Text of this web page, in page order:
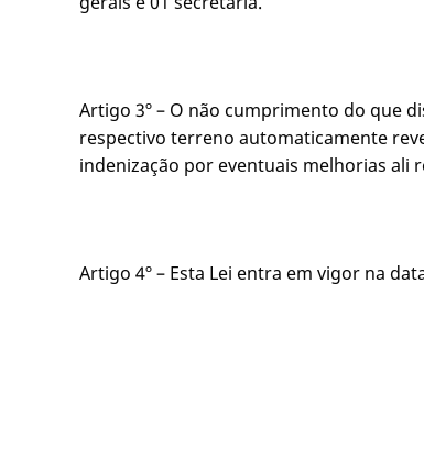
Artigo 3º – O não cumprimento do que
respectivo terreno automaticamente
indenização por eventuais melhorias ali
Artigo 4º – Esta Lei entra em vigor na